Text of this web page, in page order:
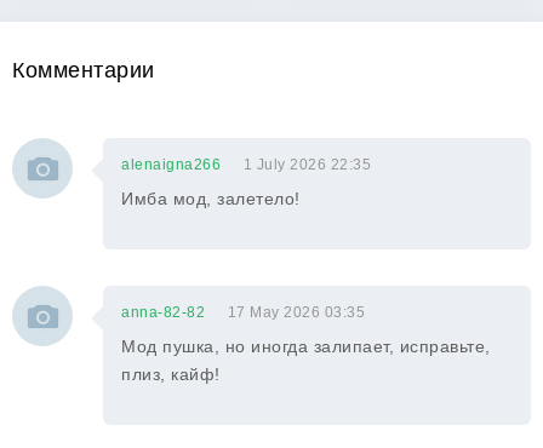
Комментарии
alenaigna266 1 July 2026 22:35
Имба мод, залетело!
anna-82-82 17 May 2026 03:35
Мод пушка, но иногда залипает, исправьте,
плиз, кайф!